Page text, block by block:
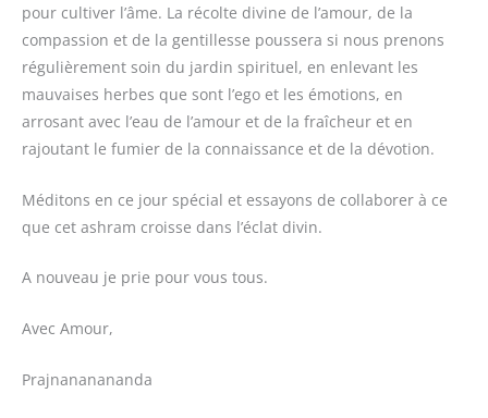
pour cultiver l’âme. La récolte divine de l’amour, de la
compassion et de la gentillesse poussera si nous prenons
régulièrement soin du jardin spirituel, en enlevant les
mauvaises herbes que sont l’ego et les émotions, en
arrosant avec l’eau de l’amour et de la fraîcheur et en
rajoutant le fumier de la connaissance et de la dévotion.
Méditons en ce jour spécial et essayons de collaborer à ce
que cet ashram croisse dans l’éclat divin.
A nouveau je prie pour vous tous.
Avec Amour,
Prajnananananda